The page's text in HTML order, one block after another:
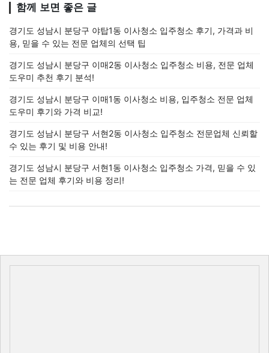
함께 보면 좋은 글
경기도 성남시 분당구 야탑1동 이사청소 입주청소 후기, 가격과 비
용, 믿을 수 있는 전문 업체의 선택 팁
경기도 성남시 분당구 이매2동 이사청소 입주청소 비용, 전문 업체
도우미 추천 후기 분석!
경기도 성남시 분당구 이매1동 이사청소 비용, 입주청소 전문 업체
도우미 후기와 가격 비교!
경기도 성남시 분당구 서현2동 이사청소 입주청소 전문업체 신뢰할
수 있는 후기 및 비용 안내!
경기도 성남시 분당구 서현1동 이사청소 입주청소 가격, 믿을 수 있
는 전문 업체 후기와 비용 정리!